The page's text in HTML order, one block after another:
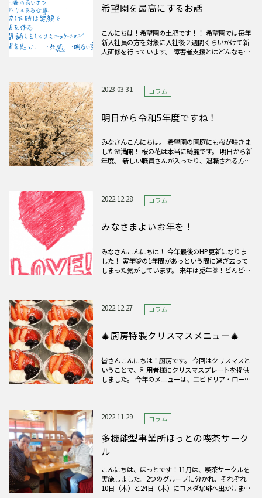
希望園を最高にするお話
こんにちは！希望園の土肥です！！ 希望園では毎年
新入社員の方を対象に入社後２週間くらいかけて新
人研修を行っています。 障害者支援とはどんなもの
の研修の一コマを受
2023.03.31 コラム
明日から令和5年度ですね！
みなさんこんにちは。 希望園の園庭にも桜が咲きま
した🌸満開！ 桜の花は本当に綺麗です。 明日から新
年度。 新しい職員さんが入ったり、退職される方が
2022.12.28
コラム
みなさまよいお年を！
みなさんこんにちは！ 今年最後のHP更新になりま
した！ 寅年🐯の1年間があっという間に過ぎ去って
しまった気がしています。 来年は兎年🐰！どんどん
2022.12.27
コラム
🎄厨房特製クリスマスメニュー🎄
皆さんこんにちは！厨房です。 今回はクリスマスと
いうことで、利用者様にクリスマスプレートを提供
しました。 今年のメニューは、エビドリア・ロール
2022.11.29
コラム
多機能型事業所ほっとの喫茶サーク
ル
こんにちは、ほっとです！11月は、喫茶サークルを
実施しました。2つのグループに分かれ、それぞれ
10日（木）と24日（木）にコメダ珈琲へ出かけまし